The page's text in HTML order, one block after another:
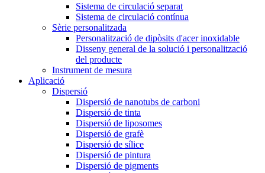
Sistema de circulació separat
Sistema de circulació contínua
Sèrie personalitzada
Personalització de dipòsits d'acer inoxidable
Disseny general de la solució i personalització
del producte
Instrument de mesura
Aplicació
Dispersió
Dispersió de nanotubs de carboni
Dispersió de tinta
Dispersió de liposomes
Dispersió de grafè
Dispersió de sílice
Dispersió de pintura
Dispersió de pigments